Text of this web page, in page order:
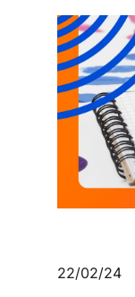
22/02/24